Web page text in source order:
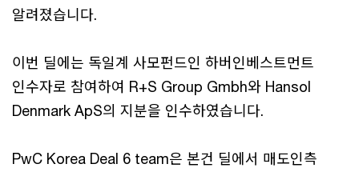
알려졌습니다.
이번 딜에는 독일계 사모펀드인 하버인베스트먼트
인수자로 참여하여 R+S Group Gmbh와 Hansol
Denmark ApS의 지분을 인수하였습니다.
PwC Korea Deal 6 team은 본건 딜에서 매도인측